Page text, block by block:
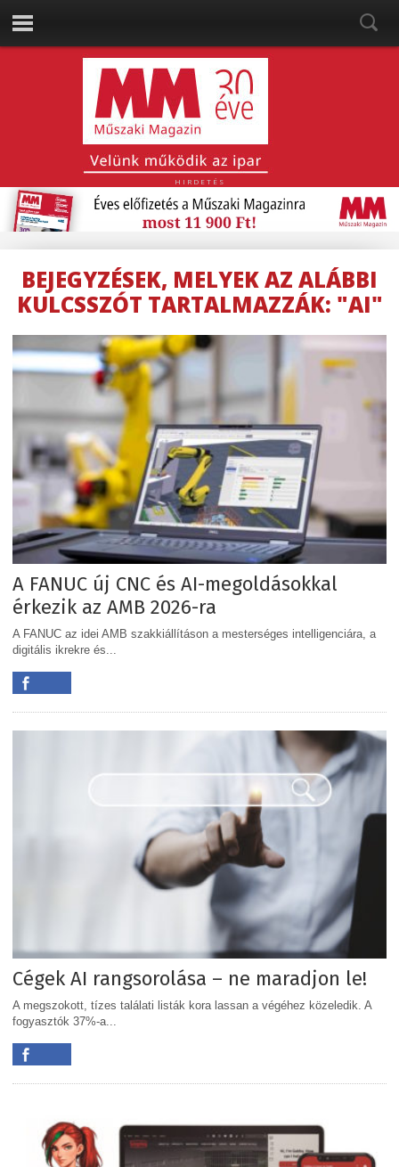
HIRDETÉS
BEJEGYZÉSEK, MELYEK AZ ALÁBBI
KULCSSZÓT TARTALMAZZÁK: "AI"
A FANUC új CNC és AI-megoldásokkal
érkezik az AMB 2026-ra
A FANUC az idei AMB szakkiállításon a mesterséges intelligenciára, a
digitális ikrekre és...
Cégek AI rangsorolása – ne maradjon le!
A megszokott, tízes találati listák kora lassan a végéhez közeledik. A
fogyasztók 37%-a...